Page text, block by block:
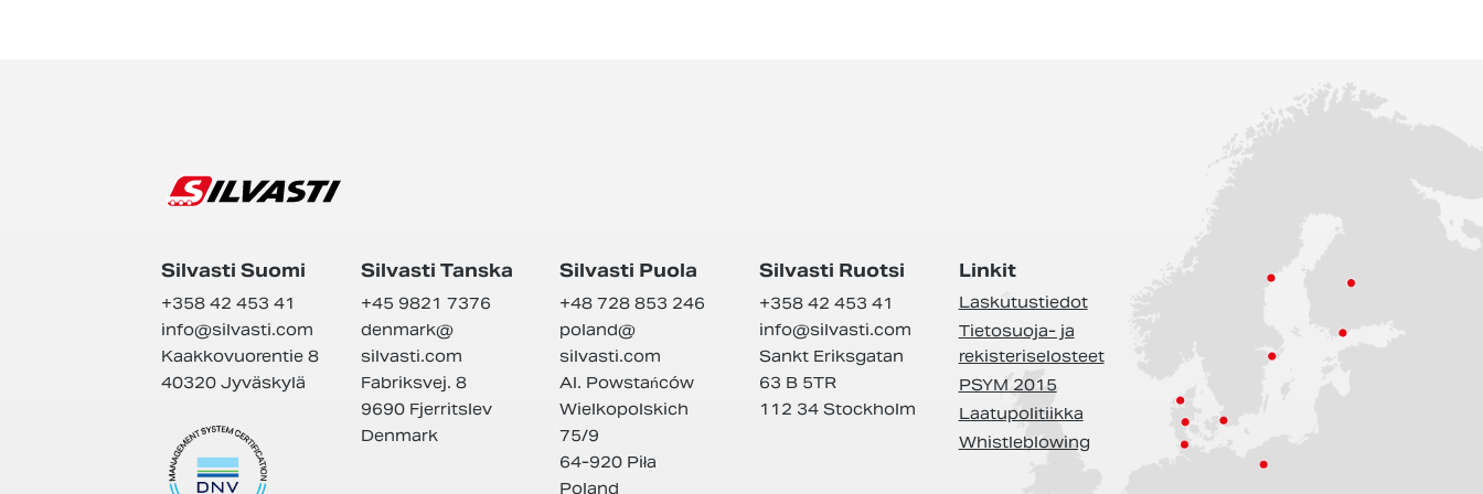
Silvasti Suomi
+358 42 453 41
info@silvasti.com
Kaakkovuorentie 8
40320 Jyväskylä
Silvasti Tanska
+45 9821 7376
denmark@
silvasti.com
Fabriksvej. 8
9690 Fjerritslev
Denmark
Silvasti Puola
+48 728 853 246
poland@
silvasti.com
Al. Powstańców
Wielkopolskich
75/9
64-920 Piła
Poland
Silvasti Ruotsi
+358 42 453 41
info@silvasti.com
Sankt Eriksgatan
63 B 5TR
112 34 Stockholm
Linkit
Laskutustiedot
Tietosuoja- ja
rekisteriselosteet
PSYM 2015
Laatupolitiikka
Whistleblowing